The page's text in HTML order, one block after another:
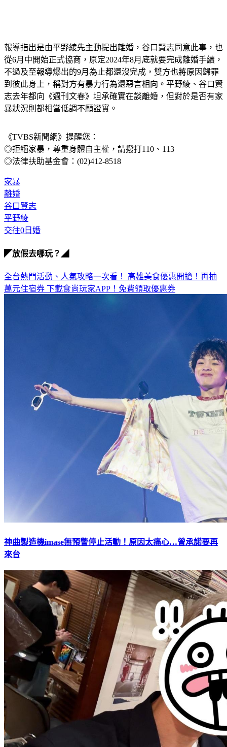
報導指出是由平野綾先主動提出離婚，谷口賢志同意此事，也
從6月中開始正式協商，原定2024年8月底就要完成離婚手續，
不過及至報導爆出的9月為止都還沒完成，雙方也將原因歸罪
到彼此身上，稱對方有暴力行為還惡言相向。平野綾、谷口賢
志去年都向《週刊文春》坦承確實在談離婚，但對於是否有家
暴狀況則都相當低調不願證實。
《TVBS新聞網》提醒您：
◎拒絕家暴，尊重身體自主權，請撥打110、113
◎法律扶助基金會：(02)412-8518
家暴
離婚
谷口賢志
平野綾
交往0日婚
◤放假去哪玩？◢
全台熱門活動、人氣攻略一次看！ 高雄美食優惠開搶！再抽
萬元住宿券 下載食尚玩家APP！免費領取優惠券
神曲製造機imase無預警停止活動！原因太痛心…曾承諾要再
來台